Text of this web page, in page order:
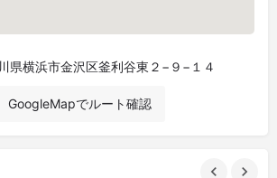
県横浜市金沢区釜利谷東２−９−１４
GoogleMapでルート確認